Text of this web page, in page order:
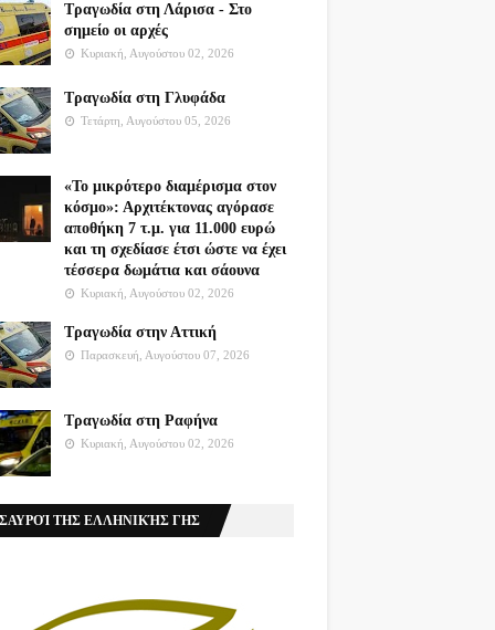
Τραγωδία στη Λάρισα - Στο
σημείο οι αρχές
Κυριακή, Αυγούστου 02, 2026
Τραγωδία στη Γλυφάδα
Τετάρτη, Αυγούστου 05, 2026
«Το μικρότερο διαμέρισμα στον
κόσμο»: Αρχιτέκτονας αγόρασε
αποθήκη 7 τ.μ. για 11.000 ευρώ
και τη σχεδίασε έτσι ώστε να έχει
τέσσερα δωμάτια και σάουνα
Κυριακή, Αυγούστου 02, 2026
Τραγωδία στην Αττική
Παρασκευή, Αυγούστου 07, 2026
Τραγωδία στη Ραφήνα
Κυριακή, Αυγούστου 02, 2026
ΤΗΣ ΕΛΛΗΝΙΚΉΣ ΓΗΣ